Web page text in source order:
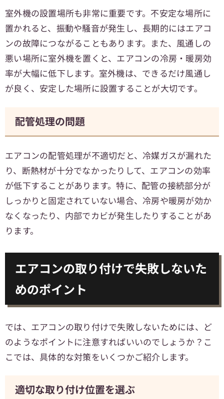
室外機の設置場所も非常に重要です。不安定な場所に
置かれると、振動や騒音が発生し、長期的にはエアコ
ンの故障につながることもあります。また、風通しの
悪い場所に室外機を置くと、エアコンの冷房・暖房効
率が大幅に低下します。室外機は、できるだけ風通し
が良く、安定した場所に設置することが大切です。
配管処理の問題
エアコンの配管処理が不適切だと、冷媒ガスが漏れた
り、断熱材が十分でなかったりして、エアコンの効率
が低下することがあります。特に、配管の接続部分が
しっかりと固定されていない場合、冷房や暖房が効か
なくなったり、内部でカビが発生したりすることがあ
ります。
エアコンの取り付けで失敗しないた
めのポイント
では、エアコンの取り付けで失敗しないためには、ど
のようなポイントに注意すればいいのでしょうか？こ
こでは、具体的な対策をいくつかご紹介します。
適切な取り付け位置を選ぶ